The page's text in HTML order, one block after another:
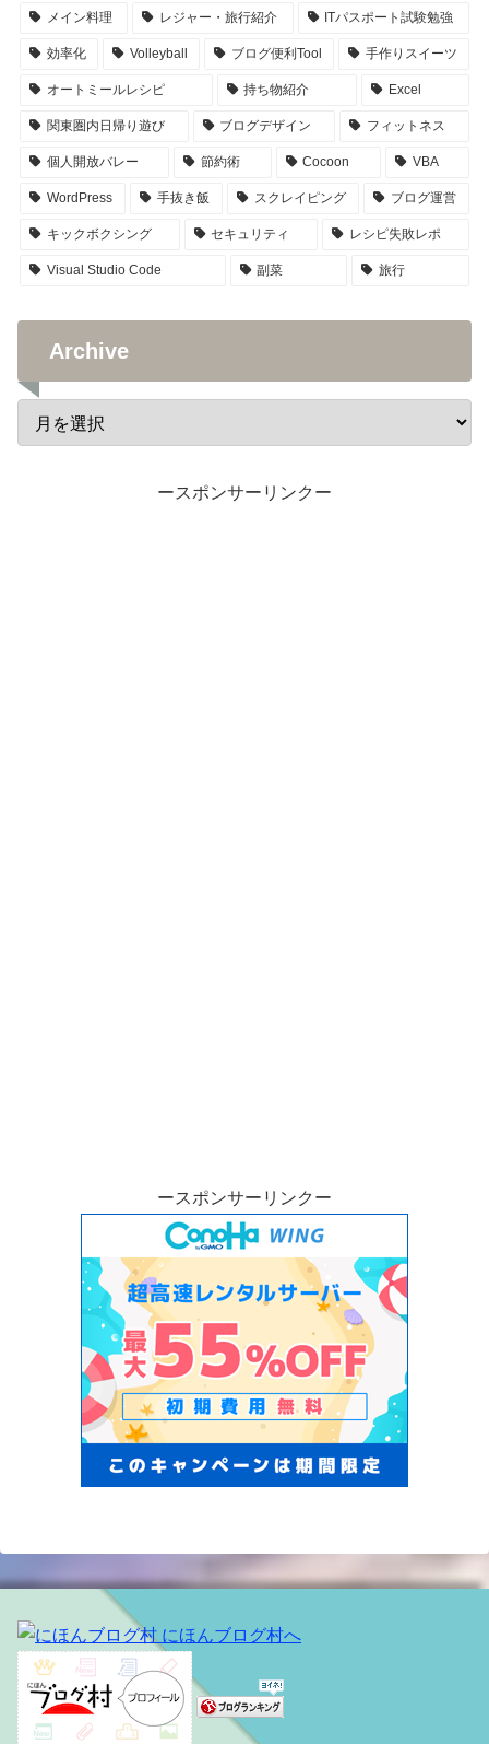
メイン料理 レジャー・旅行紹介 ITパスポート試験勉強
効率化 Volleyball ブログ便利Tool 手作りスイーツ
オートミールレシピ 持ち物紹介 Excel
関東圏内日帰り遊び ブログデザイン フィットネス
個人開放バレー 節約術 Cocoon VBA
WordPress 手抜き飯 スクレイピング ブログ運営
キックボクシング セキュリティ レシピ失敗レポ
Visual Studio Code 副菜 旅行
Archive
ースポンサーリンクー
ースポンサーリンクー